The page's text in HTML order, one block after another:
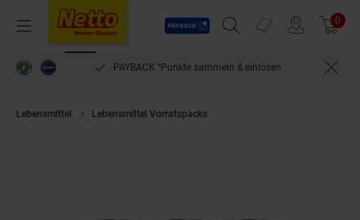
Menü
Payback
Suchfeld einblenden
Prospekte 0
PAYBACK °Punkte sammeln & einlösen
Lebensmittel Lebensmittel Vorratspacks